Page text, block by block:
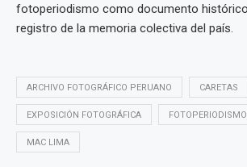
fotoperiodismo como documento
registro de la memoria colectiva del país.
ARCHIVO FOTOGRÁFICO PERUANO CARETAS
EXPOSICIÓN FOTOGRÁFICA
MAC LIMA